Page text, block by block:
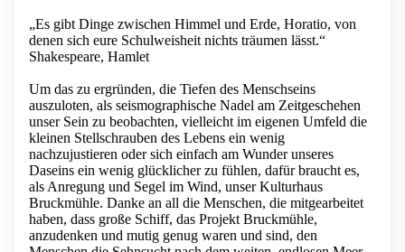
„Es gibt Dinge zwischen Himmel und Erde, Horatio, von
denen sich eure Schulweisheit nichts träumen lässt.“
Shakespeare, Hamlet
Um das zu ergründen, die Tiefen des Menschseins
auszuloten, als seismographische Nadel am Zeitgeschehen
unser Sein zu beobachten, vielleicht im eigenen Umfeld die
kleinen Stellschrauben des Lebens ein wenig
nachzujustieren oder sich einfach am Wunder unseres
Daseins ein wenig glücklicher zu fühlen, dafür braucht es,
als Anregung und Segel im Wind, unser Kulturhaus
Bruckmühle. Danke an all die Menschen, die mitgearbeitet
haben, dass große Schiff, das Projekt Bruckmühle,
anzudenken und mutig genug waren und sind, den